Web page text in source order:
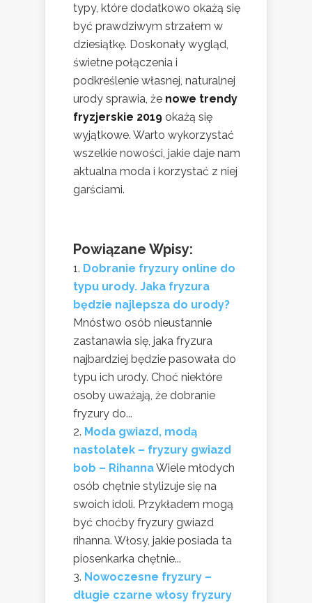
typy, które dodatkowo okażą się
być prawdziwym strzałem w
dziesiątkę. Doskonały wygląd,
świetne połączenia i
podkreślenie własnej, naturalnej
urody sprawia, że nowe trendy
fryzjerskie 2019 okażą się
wyjątkowe. Warto wykorzystać
wszelkie nowości, jakie daje nam
aktualna moda i korzystać z niej
garściami.
Powiązane Wpisy:
Dobranie fryzury online do
typu urody. Jaka fryzura
będzie najlepsza do urody?
Mnóstwo osób nieustannie
zastanawia się, jaka fryzura
najbardziej będzie pasowała do
typu ich urody. Choć niektóre
osoby uważają, że dobranie
fryzury do...
Moda gwiazd, modą
nastolatek – fryzury gwiazd
bob – RihannaWiele młodych
osób chętnie stylizuje się na
swoich idoli. Przykładem mogą
być choćby fryzury gwiazd
rihanna. Włosy, jakie posiada ta
piosenkarka chętnie...
Nowoczesne fryzury –
długie czarne włosy fryzury